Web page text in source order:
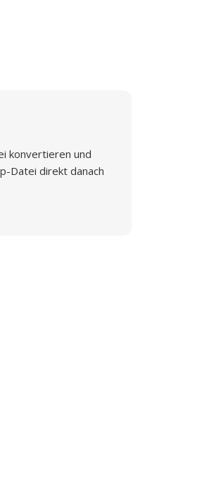
konvertieren und
Datei direkt danach